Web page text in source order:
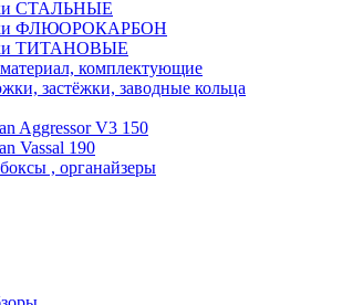
СТАЛЬНЫЕ
ФЛЮОРОКАРБОН
ТИТАНОВЫЕ
комплектующие
застёжки, заводные кольца
Aggressor V3 150
Vassal 190
, органайзеры